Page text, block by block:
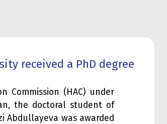
received a PhD degree
Commission (HAC) under
the doctoral student of
Abdullayeva was awarded